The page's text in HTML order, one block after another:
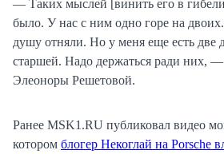
— Таких мыслей [винить его в
было. У нас с ним одно горе на
душу отняли. Но у меня еще есть две
старшей. Надо держаться ради них,
Элеоноры Решетовой.
Ранее MSK1.RU публиковал видео
котором блогер Некоглай на Porsche